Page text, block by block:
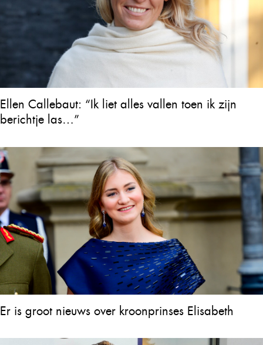
Ellen Callebaut: “Ik liet alles vallen toen ik zijn
berichtje las…”
Er is groot nieuws over kroonprinses Elisabeth